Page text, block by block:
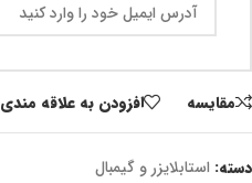
مقايسه افزودن به علاقه مندی
دسته: استابلایزر و گیمبال